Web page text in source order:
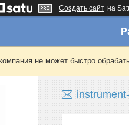
Создать сайт на
не может быстро